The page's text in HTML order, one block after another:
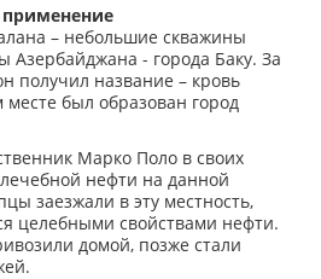
– небольшие скважины
Азербайджана - города Баку. За
получил название – кровь
был образован город
Марко Поло в своих
нефти на данной
заезжали в эту местность,
целебными свойствами нефти.
домой, позже стали